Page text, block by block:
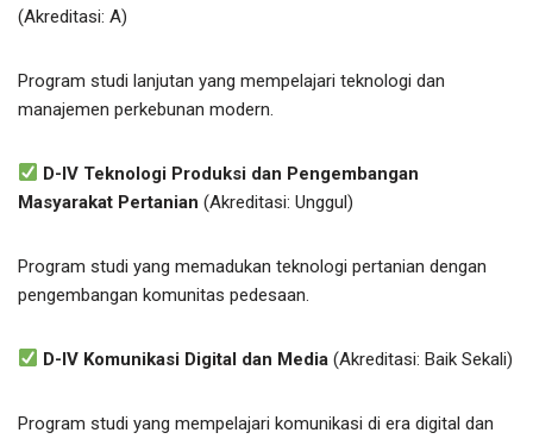
(Akreditasi: A)
Program studi lanjutan yang mempelajari teknologi dan
manajemen perkebunan modern.
D-IV Teknologi Produksi dan Pengembangan
Masyarakat Pertanian (Akreditasi: Unggul)
Program studi yang memadukan teknologi pertanian dengan
pengembangan komunitas pedesaan.
D-IV Komunikasi Digital dan Media (Akreditasi: Baik Sekali)
Program studi yang mempelajari komunikasi di era digital dan